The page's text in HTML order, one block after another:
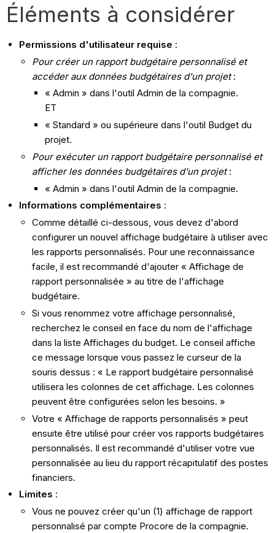
Éléments à considérer
Permissions d'utilisateur requise :
Pour créer un rapport budgétaire personnalisé et
accéder aux données budgétaires d'un projet:
« Admin » dans l'outil Admin de la compagnie.
ET
« Standard » ou supérieure dans l'outil Budget du
projet.
Pour exécuter un rapport budgétaire personnalisé et
afficher les données budgétaires d'un projet:
« Admin » dans l'outil Admin de la compagnie.
Informations complémentaires :
Comme détaillé ci-dessous, vous devez d'abord
configurer un nouvel affichage budgétaire à utiliser avec
les rapports personnalisés. Pour une reconnaissance
facile, il est recommandé d'ajouter « Affichage de
rapport personnalisée » au titre de l'affichage
budgétaire.
Si vous renommez votre affichage personnalisé,
recherchez le conseil en face du nom de l'affichage
dans la liste Affichages du budget. Le conseil affiche
ce message lorsque vous passez le curseur de la
souris dessus : « Le rapport budgétaire personnalisé
utilisera les colonnes de cet affichage. Les colonnes
peuvent être configurées selon les besoins. »
Votre « Affichage de rapports personnalisés » peut
ensuite être utilisé pour créer vos rapports budgétaires
personnalisés. Il est recommandé d'utiliser votre vue
personnalisée au lieu du rapport récapitulatif des postes
financiers.
Limites :
Vous ne pouvez créer qu'un (1) affichage de rapport
personnalisé par compte Procore de la compagnie.